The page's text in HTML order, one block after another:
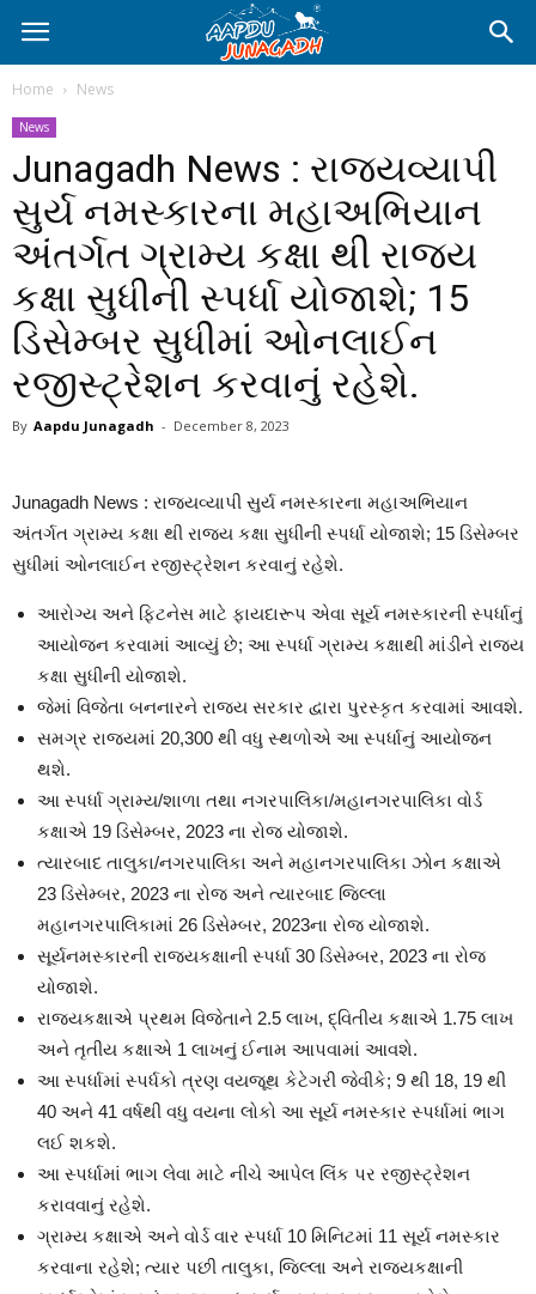
Home News
News
Junagadh News : રાજ્યવ્યાપી
સુર્ય નમસ્કારના મહાઅભિયાન
અંતર્ગત ગ્રામ્ય કક્ષા થી રાજ્ય
કક્ષા સુધીની સ્પર્ધા યોજાશે; 15
ડિસેમ્બર સુધીમાં ઓનલાઈન
રજીસ્ટ્રેશન કરવાનું રહેશે.
By Aapdu Junagadh - December 8, 2023
Junagadh News : રાજ્યવ્યાપી સુર્ય નમસ્કારના મહાઅભિયાન
અંતર્ગત ગ્રામ્ય કક્ષા થી રાજ્ય કક્ષા સુધીની સ્પર્ધા યોજાશે; 15 ડિસેમ્બર
સુધીમાં ઓનલાઈન રજીસ્ટ્રેશન કરવાનું રહેશે.
આરોગ્ય અને ફિટનેસ માટે ફાયદારૂપ એવા સૂર્ય નમસ્કારની સ્પર્ધાનું
આયોજન કરવામાં આવ્યું છે; આ સ્પર્ધા ગ્રામ્ય કક્ષાથી માંડીને રાજ્ય
કક્ષા સુધીની યોજાશે.
જેમાં વિજેતા બનનારને રાજ્ય સરકાર દ્વારા પુરસ્કૃત કરવામાં આવશે.
સમગ્ર રાજ્યમાં 20,300 થી વધુ સ્થળોએ આ સ્પર્ધાનું આયોજન
થશે.
આ સ્પર્ધા ગ્રામ્ય/શાળા તથા નગરપાલિકા/મહાનગરપાલિકા વોર્ડ
કક્ષાએ 19 ડિસેમ્બર, 2023 ના રોજ યોજાશે.
ત્યારબાદ તાલુકા/નગરપાલિકા અને મહાનગરપાલિકા ઝોન કક્ષાએ
23 ડિસેમ્બર, 2023 ના રોજ અને ત્યારબાદ જિલ્લા
મહાનગરપાલિકામાં 26 ડિસેમ્બર, 2023ના રોજ યોજાશે.
સૂર્યનમસ્કારની રાજ્યકક્ષાની સ્પર્ધા 30 ડિસેમ્બર, 2023 ના રોજ
યોજાશે.
રાજ્યકક્ષાએ પ્રથમ વિજેતાને 2.5 લાખ, દ્વિતીય કક્ષાએ 1.75 લાખ
અને તૃતીય કક્ષાએ 1 લાખનું ઈનામ આપવામાં આવશે.
આ સ્પર્ધામાં સ્પર્ધકો ત્રણ વયજૂથ કેટેગરી જેવીકે; 9 થી 18, 19 થી
40 અને 41 વર્ષથી વધુ વયના લોકો આ સૂર્ય નમસ્કાર સ્પર્ધામાં ભાગ
લઈ શકશે.
આ સ્પર્ધામાં ભાગ લેવા માટે નીચે આપેલ લિંક પર રજીસ્ટ્રેશન
કરાવવાનું રહેશે.
ગ્રામ્ય કક્ષાએ અને વોર્ડ વાર સ્પર્ધા 10 મિનિટમાં 11 સૂર્ય નમસ્કાર
કરવાના રહેશે; ત્યાર પછી તાલુકા, જિલ્લા અને રાજ્યકક્ષાની